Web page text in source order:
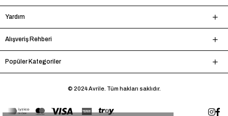
Yardım
Alışveriş Rehberi
Popüler Kategoriler
© 2024 Avrile. Tüm hakları saklıdır.